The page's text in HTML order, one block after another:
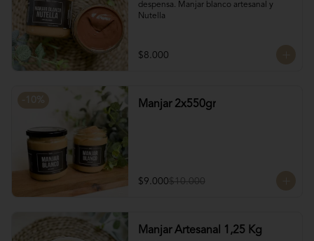
despensa. Manjar blanco artesanal y
Nutella
$8.000
Manjar 2x550gr
$9.000$10.000
Manjar Artesanal 1,25 Kg